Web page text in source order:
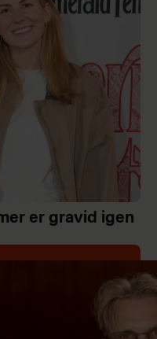
er gravid igen